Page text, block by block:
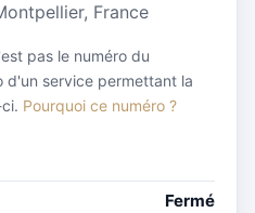
France
pas le numéro du
d'un service permettant la
Pourquoi ce numéro ?
Fermé